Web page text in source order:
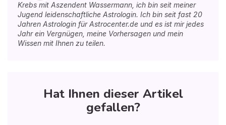
Krebs mit Aszendent Wassermann, ich bin seit meiner
Jugend leidenschaftliche Astrologin. Ich bin seit fast 20
Jahren Astrologin für Astrocenter.de und es ist mir jedes
Jahr ein Vergnügen, meine Vorhersagen und mein
Wissen mit Ihnen zu teilen.
Hat Ihnen dieser Artikel
gefallen?